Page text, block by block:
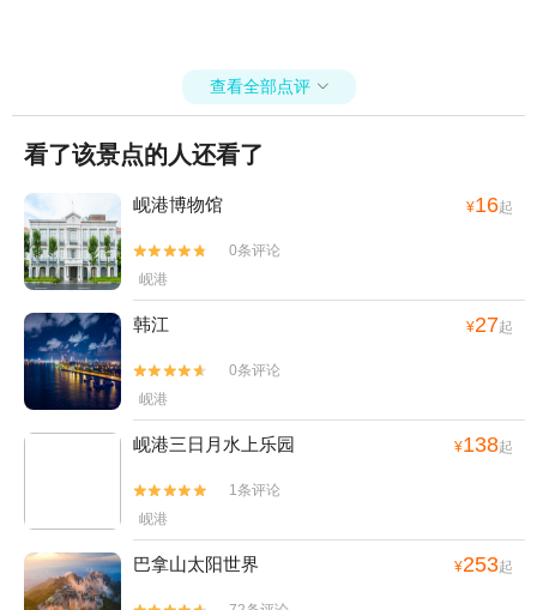
查看全部点评 
看了该景点的人还看了
岘港博物馆 ¥16起


0条评论
岘港
韩江 ¥27起


0条评论
岘港
岘港三日月水上乐园 ¥138起


1条评论
岘港
巴拿山太阳世界 ¥253起